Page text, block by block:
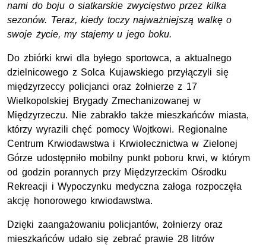
nami do boju o siatkarskie zwycięstwo przez kilka
sezonów. Teraz, kiedy toczy najważniejszą walkę o
swoje życie, my stajemy u jego boku.
Do zbiórki krwi dla byłego sportowca, a aktualnego
dzielnicowego z Solca Kujawskiego przyłączyli się
międzyrzeccy policjanci oraz żołnierze z 17
Wielkopolskiej Brygady Zmechanizowanej w
Międzyrzeczu. Nie zabrakło także mieszkańców miasta,
którzy wyrazili chęć pomocy Wojtkowi. Regionalne
Centrum Krwiodawstwa i Krwiolecznictwa w Zielonej
Górze udostępniło mobilny punkt poboru krwi, w którym
od godzin porannych przy Międzyrzeckim Ośrodku
Rekreacji i Wypoczynku medyczna załoga rozpoczęła
akcję honorowego krwiodawstwa.
Dzięki zaangażowaniu policjantów, żołnierzy oraz
mieszkańców udało się zebrać prawie 28 litrów